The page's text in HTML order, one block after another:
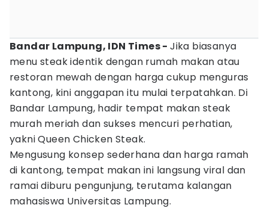
Bandar Lampung, IDN Times -Jika biasanya
menu steak identik dengan rumah makan atau
restoran mewah dengan harga cukup menguras
kantong, kini anggapan itu mulai terpatahkan. Di
Bandar Lampung, hadir tempat makan steak
murah meriah dan sukses mencuri perhatian,
yakni Queen Chicken Steak.
Mengusung konsep sederhana dan harga ramah
di kantong, tempat makan ini langsung viral dan
ramai diburu pengunjung, terutama kalangan
mahasiswa Universitas Lampung.